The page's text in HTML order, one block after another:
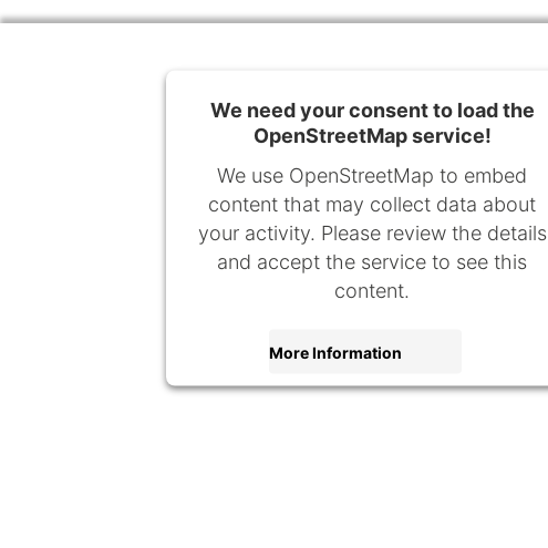
We need your consent to load the
OpenStreetMap service!
We use OpenStreetMap to embed
content that may collect data about
your activity. Please review the details
and accept the service to see this
content.
More Information